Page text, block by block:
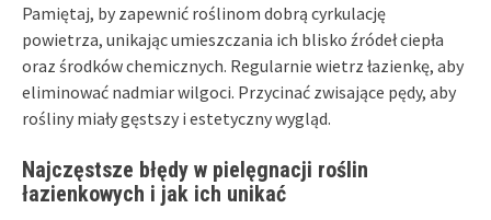
Pamiętaj, by zapewnić roślinom dobrą cyrkulację
powietrza, unikając umieszczania ich blisko źródeł ciepła
oraz środków chemicznych. Regularnie wietrz łazienkę, aby
eliminować nadmiar wilgoci. Przycinać zwisające pędy, aby
rośliny miały gęstszy i estetyczny wygląd.
Najczęstsze błędy w pielęgnacji roślin
łazienkowych i jak ich unikać